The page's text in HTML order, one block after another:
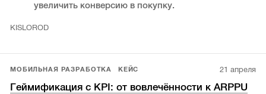
увеличить конверсию в покупку.
KISLOROD
МОБИЛЬНАЯ РАЗРАБОТКА КЕЙС 21 апреля
Геймификация с KPI: от вовлечённости к ARPPU